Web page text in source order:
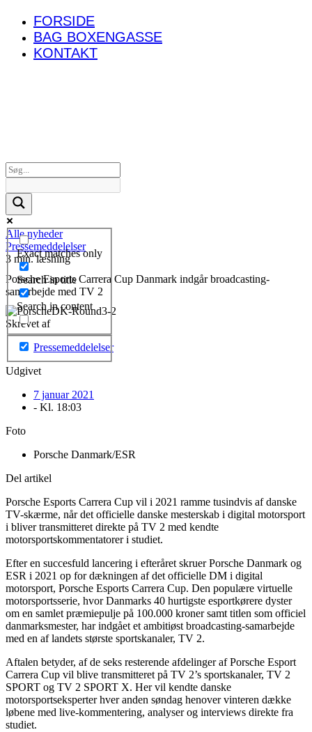
FORSIDE
BAG BOXENGASSE
KONTAKT
Exact matches only
Search in title
Search in content
Alle nyheder
Pressemeddelelser
3 min. læsning
Porsche Esports Carrera Cup Danmark indgår broadcasting-
samarbejde med TV 2
Skrevet af
Pressemeddelelser
Udgivet
7 januar 2021
- Kl. 18:03
Foto
Porsche Danmark/ESR
Del artikel
Porsche Esports Carrera Cup vil i 2021 ramme tusindvis af danske
TV-skærme, når det officielle danske mesterskab i digital motorsport
i bliver transmitteret direkte på TV 2 med kendte
motorsportskommentatorer i studiet.
Efter en succesfuld lancering i efteråret skruer Porsche Danmark og
ESR i 2021 op for dækningen af det officielle DM i digital
motorsport, Porsche Esports Carrera Cup. Den populære virtuelle
motorsportsserie, hvor Danmarks 40 hurtigste esportkørere dyster
om en samlet præmiepulje på 100.000 kroner samt titlen som officiel
danmarksmester, har indgået et ambitiøst broadcasting-samarbejde
med en af landets største sportskanaler, TV 2.
Aftalen betyder, af de seks resterende afdelinger af Porsche Esport
Carrera Cup vil blive transmitteret på TV 2’s sportskanaler, TV 2
SPORT og TV 2 SPORT X. Her vil kendte danske
motorsportseksperter hver anden søndag henover vinteren dække
løbene med live-kommentering, analyser og interviews direkte fra
studiet.